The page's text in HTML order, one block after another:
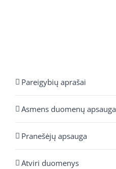
Pareigybių aprašai
Asmens duomenų apsauga
Pranešėjų apsauga
Atviri duomenys